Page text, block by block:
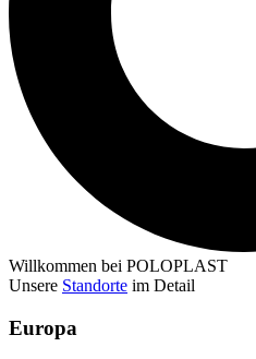
Willkommen bei POLOPLAST
Unsere Standorte im Detail
Europa